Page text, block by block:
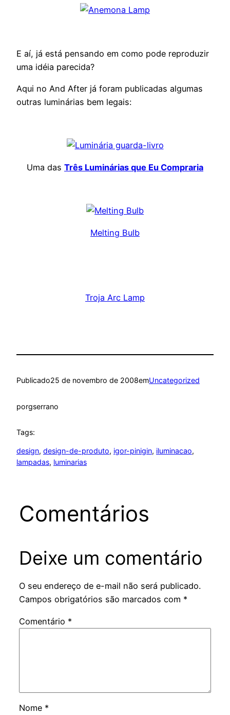
E aí, já está pensando em como pode reproduzir
uma idéia parecida?
Aqui no And After já foram publicadas algumas
outras luminárias bem legais:
Uma das Três Luminárias que Eu Compraria
Melting Bulb
Troja Arc Lamp
Publicado25 de novembro de 2008emUncategorized
porgserrano
Tags:
design, design-de-produto, igor-pinigin, iluminacao
lampadas, luminarias
Comentários
Deixe um comentário
O seu endereço de e-mail não será publicado.
Campos obrigatórios são marcados com *
Comentário *
Nome *